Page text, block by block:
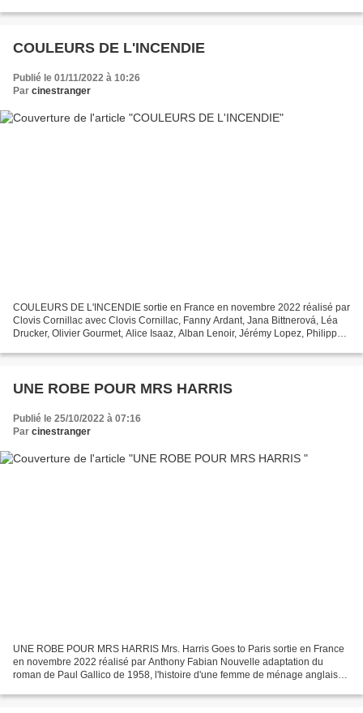
COULEURS DE L'INCENDIE
Publié le 01/11/2022 à 10:26
Par cinestranger
COULEURS DE L'INCENDIE sortie en France en novembre 2022 réalisé par
Clovis Cornillac avec Clovis Cornillac, Fanny Ardant, Jana Bittnerová, Léa
Drucker, Olivier Gourmet, Alice Isaaz, Alban Lenoir, Jérémy Lopez, Philippe
UNE ROBE POUR MRS HARRIS
Publié le 25/10/2022 à 07:16
Par cinestranger
UNE ROBE POUR MRS HARRIS Mrs. Harris Goes to Paris sortie en France
en novembre 2022 réalisé par Anthony Fabian Nouvelle adaptation du
roman de Paul Gallico de 1958, l'histoire d'une femme de ménage anglaise